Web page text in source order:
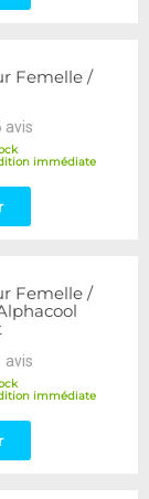
Femelle /
avis
immédiate
Femelle /
avis
immédiate